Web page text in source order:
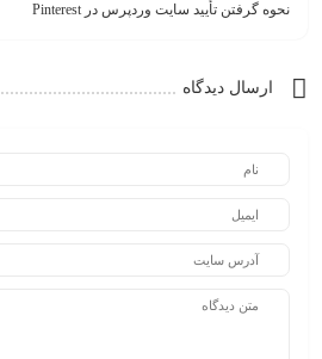
نحوه گرفتن تأیید سایت وردپرس در Pinterest
ارسال دیدگاه